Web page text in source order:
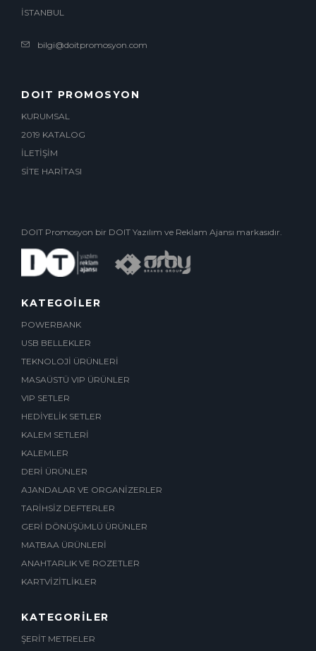
İSTANBUL
bilgi@doitpromosyon.com
DOIT PROMOSYON
KURUMSAL
2019 KATALOG
İLETİŞİM
SİTE HARİTASI
DOIT Promosyon bir DOIT Yazılım ve Reklam Ajansı markasıdır.
KATEGOİLER
POWERBANK
USB BELLEKLER
TEKNOLOJİ ÜRÜNLERİ
MASAÜSTÜ VIP ÜRÜNLER
VIP SETLER
HEDİYELİK SETLER
KALEM SETLERİ
KALEMLER
DERİ ÜRÜNLER
AJANDALAR VE ORGANİZERLER
TARİHSİZ DEFTERLER
GERİ DÖNÜŞÜMLÜ ÜRÜNLER
MATBAA ÜRÜNLERİ
ANAHTARLIK VE ROZETLER
KARTVİZİTLİKLER
KATEGORİLER
ŞERİT METRELER